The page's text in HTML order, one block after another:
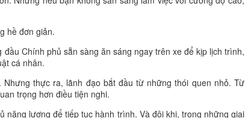
hề đơn giản.
Chính phủ sẵn sàng ăn sáng ngay trên xe để kịp lịch trình,
cá nhân.
thực ra, lãnh đạo bắt đầu từ những thói quen nhỏ. Từ
trọng hơn điều tiện nghi.
năng lượng để tiếp tục hành trình. Và đôi khi, trong những giai
của một cuộc đời giàu có, hạnh phúc và thành
Shipper